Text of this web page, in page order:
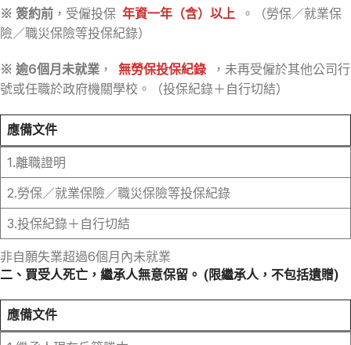
※ 簽約前 ，受僱投保 年資一年（含）以上
。（勞保／就業保
險／職災保險等投保紀錄）
※ 逾6個月未就業 ， 無勞保投保紀錄
，未再受僱於其他公司行
號或任職於政府機關學校。（投保紀錄＋自行切結）
應備文件
1.離職證明
2.勞保／就業保險／職災保險等投保紀錄
3.投保紀錄＋自行切結
非自願失業超過6個月內未就業
二、買受人死亡，繼承人無意保留。 (限繼承人，不包括遺贈)
應備文件